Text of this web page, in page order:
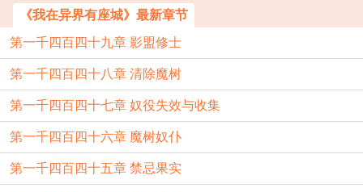
《我在异界有座城》最新章节
第一千四百四十九章 影盟修士
第一千四百四十八章 清除魔树
第一千四百四十七章 奴役失效与收集
第一千四百四十六章 魔树奴仆
第一千四百四十五章 禁忌果实